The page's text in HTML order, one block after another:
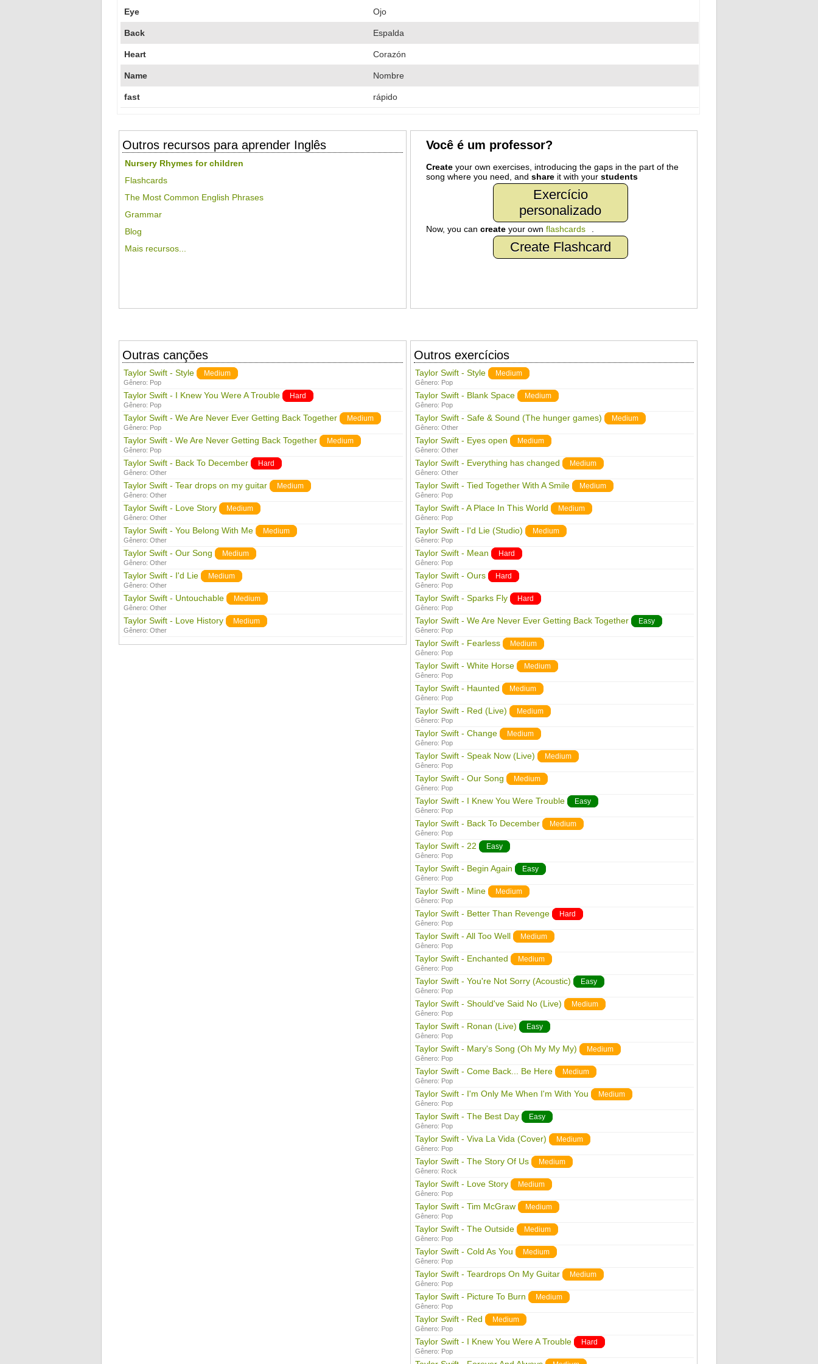
Eye Ojo
Back Espalda
Heart Corazón
Name Nombre
fast rápido
Outros recursos para aprender Inglês
Nursery Rhymes for children
Flashcards
The Most Common English Phrases
Grammar
Blog
Mais recursos...
Você é um professor?
Createyour own exercises, introducing the gaps in the part of the
song where you need, and shareit with your students
Exercício
personalizado
Now, you can createyour own flashcards
Create Flashcard
Outras canções
Taylor Swift - Style Medium
Gênero: Pop
Taylor Swift - I Knew You Were A Trouble Hard
Gênero: Pop
Taylor Swift - We Are Never Ever Getting Back Together Medium
Gênero: Pop
Taylor Swift - We Are Never Getting Back Together Medium
Gênero: Pop
Taylor Swift - Back To December Hard
Gênero: Other
Taylor Swift - Tear drops on my guitar Medium
Gênero: Other
Taylor Swift - Love Story Medium
Gênero: Other
Taylor Swift - You Belong With Me Medium
Gênero: Other
Taylor Swift - Our Song Medium
Gênero: Other
Taylor Swift - I'd Lie Medium
Gênero: Other
Taylor Swift - Untouchable Medium
Gênero: Other
Taylor Swift - Love History Medium
Gênero: Other
Outros exercícios
Taylor Swift - Style Medium
Gênero: Pop
Taylor Swift - Blank Space Medium
Gênero: Pop
Taylor Swift - Safe & Sound (The hunger games) Medium
Gênero: Other
Taylor Swift - Eyes open Medium
Gênero: Other
Taylor Swift - Everything has changed Medium
Gênero: Other
Taylor Swift - Tied Together With A Smile Medium
Gênero: Pop
Taylor Swift - A Place In This World Medium
Gênero: Pop
Taylor Swift - I'd Lie (Studio) Medium
Gênero: Pop
Taylor Swift - Mean Hard
Gênero: Pop
Taylor Swift - Ours Hard
Gênero: Pop
Taylor Swift - Sparks Fly Hard
Gênero: Pop
Taylor Swift - We Are Never Ever Getting Back Together Easy
Gênero: Pop
Taylor Swift - Fearless Medium
Gênero: Pop
Taylor Swift - White Horse Medium
Gênero: Pop
Taylor Swift - Haunted Medium
Gênero: Pop
Taylor Swift - Red (Live) Medium
Gênero: Pop
Taylor Swift - Change Medium
Gênero: Pop
Taylor Swift - Speak Now (Live) Medium
Gênero: Pop
Taylor Swift - Our Song Medium
Gênero: Pop
Taylor Swift - I Knew You Were Trouble Easy
Gênero: Pop
Taylor Swift - Back To December Medium
Gênero: Pop
Taylor Swift - 22 Easy
Gênero: Pop
Taylor Swift - Begin Again Easy
Gênero: Pop
Taylor Swift - Mine Medium
Gênero: Pop
Taylor Swift - Better Than Revenge Hard
Gênero: Pop
Taylor Swift - All Too Well Medium
Gênero: Pop
Taylor Swift - Enchanted Medium
Gênero: Pop
Taylor Swift - You're Not Sorry (Acoustic) Easy
Gênero: Pop
Taylor Swift - Should've Said No (Live) Medium
Gênero: Pop
Taylor Swift - Ronan (Live) Easy
Gênero: Pop
Taylor Swift - Mary's Song (Oh My My My) Medium
Gênero: Pop
Taylor Swift - Come Back... Be Here Medium
Gênero: Pop
Taylor Swift - I'm Only Me When I'm With You Medium
Gênero: Pop
Taylor Swift - The Best Day Easy
Gênero: Pop
Taylor Swift - Viva La Vida (Cover) Medium
Gênero: Pop
Taylor Swift - The Story Of Us Medium
Gênero: Rock
Taylor Swift - Love Story Medium
Gênero: Pop
Taylor Swift - Tim McGraw Medium
Gênero: Pop
Taylor Swift - The Outside Medium
Gênero: Pop
Taylor Swift - Cold As You Medium
Gênero: Pop
Taylor Swift - Teardrops On My Guitar Medium
Gênero: Pop
Taylor Swift - Picture To Burn Medium
Gênero: Pop
Taylor Swift - Red Medium
Gênero: Pop
Taylor Swift - I Knew You Were A Trouble Hard
Gênero: Pop